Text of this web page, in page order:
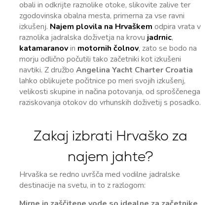
obali in odkrijte raznolike otoke, slikovite zalive ter
zgodovinska obalna mesta, primerna za vse ravni
izkušenj. Najem plovila na Hrvaškem odpira vrata v
raznolika jadralska doživetja na krovu jadrnic,
katamaranovin motornih čolnov, zato se bodo na
morju odlično počutili tako začetniki kot izkušeni
navtiki. Z družbo Angelina Yacht Charter Croatia
lahko oblikujete počitnice po meri svojih izkušenj,
velikosti skupine in načina potovanja, od sproščenega
raziskovanja otokov do vrhunskih doživetij s posadko.
Zakaj izbrati Hrvaško za
najem jahte?
Hrvaška se redno uvršča med vodilne jadralske
destinacije na svetu, in to z razlogom: